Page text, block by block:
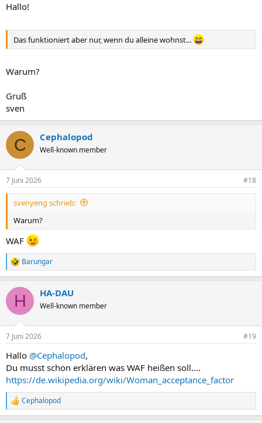
:
Hallo!
Das funktioniert aber nur, wenn du alleine wohnst...
Warum?
Gruß
sven
C Cephalopod
Well-known member
7 Juni 2026 #18
svenyeng schrieb:
Warum?
WAF
R
e
k
i
e
:
Barungar
H HA-DAU
Well-known member
7 Juni 2026 #19
Hallo @Cephalopod,
Du musst schon erklären was WAF heißen soll....
https://de.wikipedia.org/wiki/Woman_acceptance_factor
R
e
Cephalopod